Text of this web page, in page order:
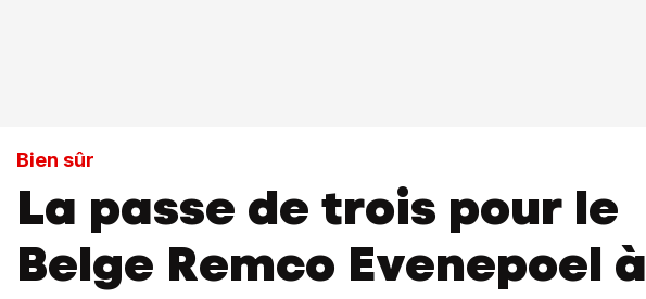
Bien sûr
La passe de trois pour le
Belge Remco Evenepoel à